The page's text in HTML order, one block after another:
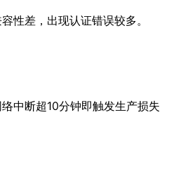
性差，出现认证错误较多。
中断超10分钟即触发生产损失